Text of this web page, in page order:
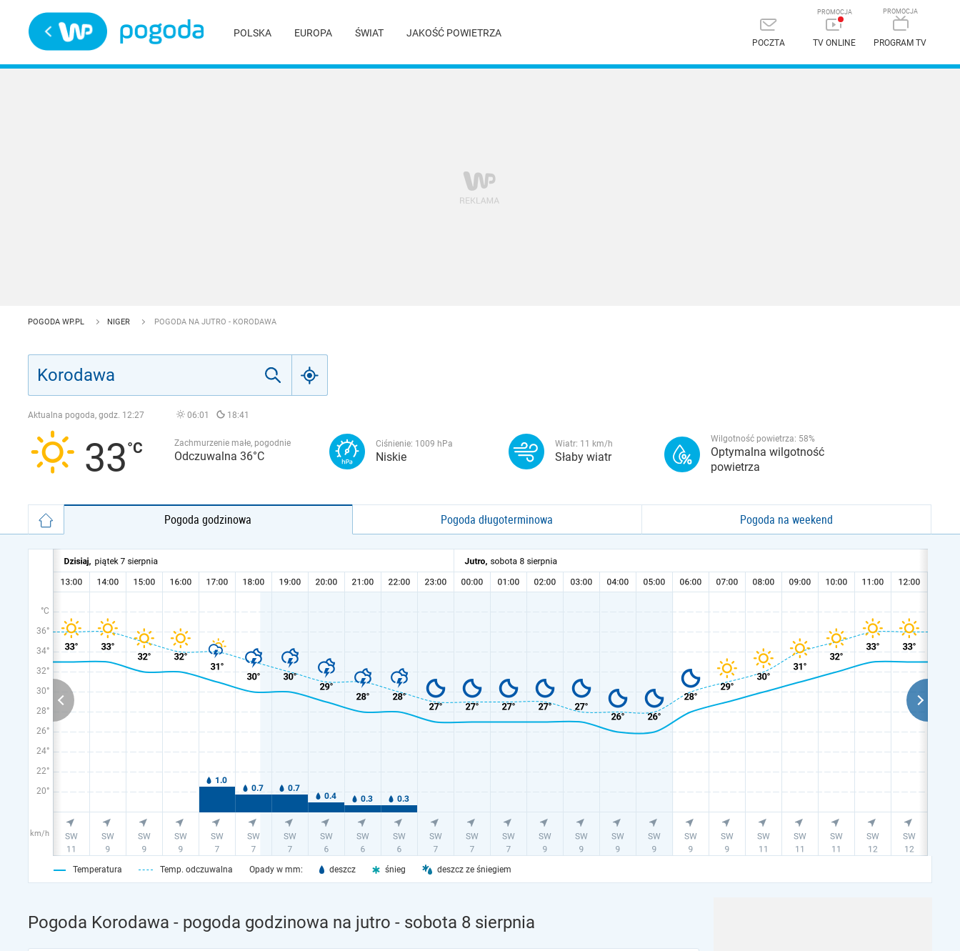
POLSKA EUROPA ŚWIAT JAKOŚĆ POWIETRZA
POCZTA TV ONLINE PROGRAM TV
POGODA WP.PL NIGER POGODA NA JUTRO - KORODAWA
Aktualna pogoda, godz. 12:27 06:01 18:41
33 Zachmurzenie małe, pogodnie
Odczuwalna 36°C
Ciśnienie: 1009 hPa
Niskie
Wiatr: 11 km/h
Słaby wiatr
Wilgotność powietrza: 58%
Optymalna wilgotność
powietrza
Pogoda godzinowa Pogoda długoterminowa Pogoda na weekend
°C
36°
34°
32°
30°
28°
26°
24°
22°
20°
km/h
Temperatura Temp. odczuwalna Opady w mm: deszcz śnieg deszcz ze śniegiem
Pogoda Korodawa - pogoda godzinowa na jutro - sobota 8 sierpnia